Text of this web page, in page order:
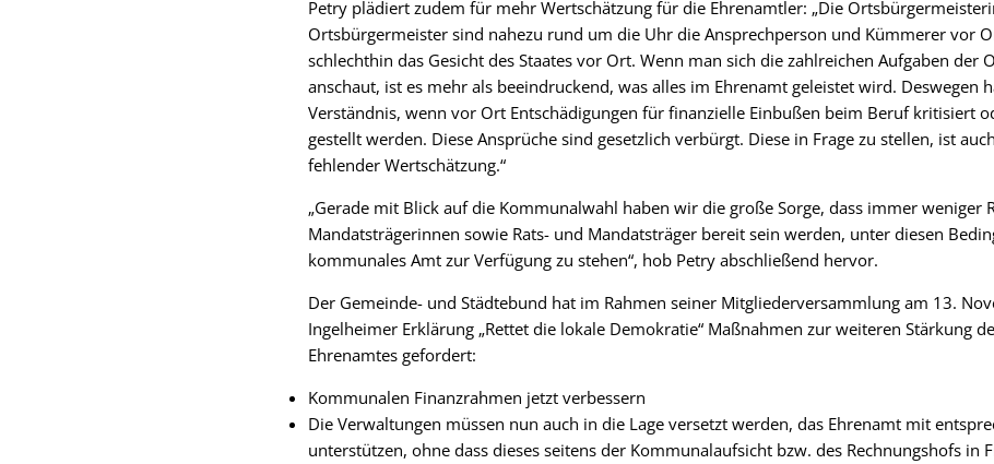
Petry plädiert zudem für mehr Wertschätzung für die Ehrenamtler: „Die
Ortsbürgermeister sind nahezu rund um die Uhr die Ansprechperson und Kümmerer vor
schlechthin das Gesicht des Staates vor Ort. Wenn man sich die zahlreichen Aufgaben der
anschaut, ist es mehr als beeindruckend, was alles im Ehrenamt geleistet wird. Deswegen
Verständnis, wenn vor Ort Entschädigungen für finanzielle Einbußen beim Beruf kritisiert
gestellt werden. Diese Ansprüche sind gesetzlich verbürgt. Diese in Frage zu stellen, ist
fehlender Wertschätzung.“
„Gerade mit Blick auf die Kommunalwahl haben wir die große Sorge, dass immer weniger
Mandatsträgerinnen sowie Rats- und Mandatsträger bereit sein werden, unter diesen
kommunales Amt zur Verfügung zu stehen“, hob Petry abschließend hervor.
Der Gemeinde- und Städtebund hat im Rahmen seiner Mitgliederversammlung am 13.
Ingelheimer Erklärung „Rettet die lokale Demokratie“ Maßnahmen zur weiteren Stärkung
Ehrenamtes gefordert:
Kommunalen Finanzrahmen jetzt verbessern
Die Verwaltungen müssen nun auch in die Lage versetzt werden, das Ehrenamt mit
unterstützen, ohne dass dieses seitens der Kommunalaufsicht bzw. des Rechnungshofs in